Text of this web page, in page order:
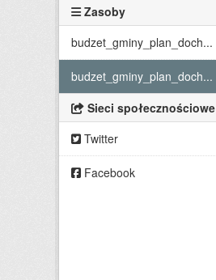
Zasoby
budzet_gminy_plan_doch...
budzet_gminy_plan_doch...
Sieci społecznościowe
Twitter
Facebook